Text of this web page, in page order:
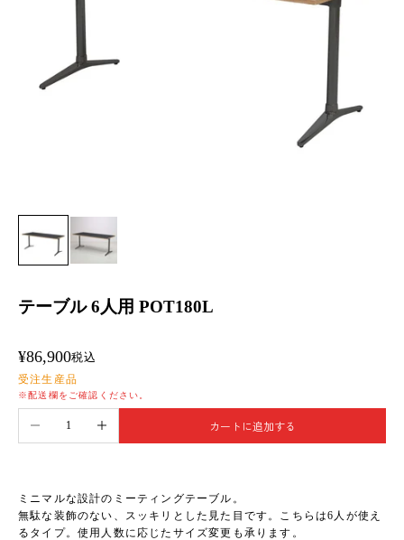
テーブル 6人用 POT180L
セール価格
¥86,900税込
受注生産品
※配送欄をご確認ください。
カートに追加する
ミニマルな設計のミーティングテーブル。
無駄な装飾のない、スッキリとした見た目です。こちらは6人が使え
るタイプ。使用人数に応じたサイズ変更も承ります。